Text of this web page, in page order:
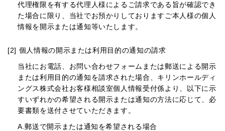
代理権限を有する代理人様によるご請求である旨が確認でき
た場合に限り、当社でお預かりしておりますご本人様の個人
情報を開示または通知等いたします。
[2] 個人情報の開示または利用目的の通知の請求
当社にお電話、お問い合わせフォームまたは郵送による開示
または利用目的の通知を請求された場合、キリンホールディ
ングス株式会社お客様相談室個人情報受付係より、以下に示
すいずれかの希望される開示または通知の方法に応じて、必
要書類を送付させていただきます。
A.郵送で開示または通知を希望される場合